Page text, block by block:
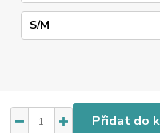
Přidat do